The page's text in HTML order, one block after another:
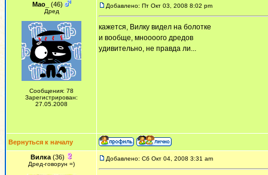
Mao_ (46)
Дред
Сообщения: 78
Зарегистрирован:
27.05.2008
Добавлено: Пт Окт 03, 2008 8:02 pm
кажется, Вилку видел на болотке
и вообще, мноооого дредов
удивительно, не правда ли...
Вернуться к началу
Вилка(36)
Дред-говорун =)
Добавлено: Сб Окт 04, 2008 3:31 am